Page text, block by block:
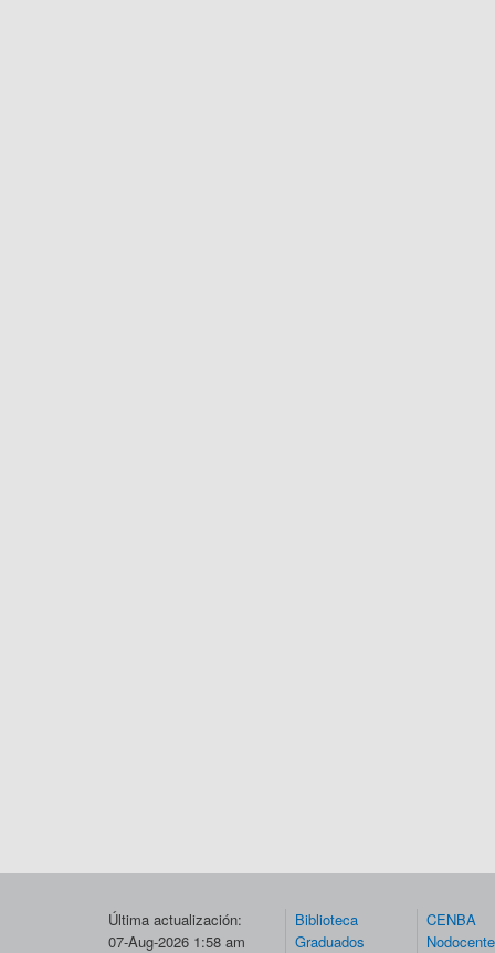
Última actualización:
07-Aug-2026 1:58 am
Biblioteca
Graduados
CENBA